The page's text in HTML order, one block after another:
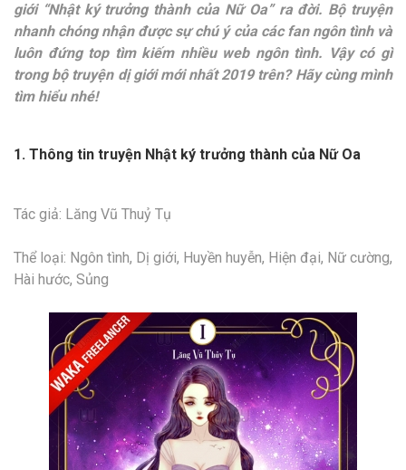
giới “Nhật ký trưởng thành của Nữ Oa” ra đời. Bộ truyện
nhanh chóng nhận được sự chú ý của các fan ngôn tình và
luôn đứng top tìm kiếm nhiều web ngôn tình. Vậy có gì
trong bộ truyện dị giới mới nhất 2019 trên? Hãy cùng mình
tìm hiểu nhé!
1. Thông tin truyện Nhật ký trưởng thành của Nữ Oa
Tác giả: Lăng Vũ Thuỷ Tụ
Thể loại: Ngôn tình, Dị giới, Huyền huyễn, Hiện đại, Nữ cường,
Hài hước, Sủng